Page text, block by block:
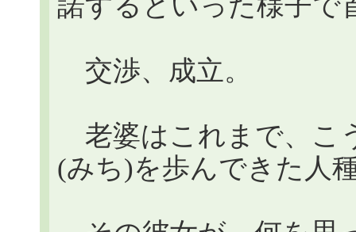
交渉、成立。
老婆はこれまで、こ
(みち)を歩んできた人